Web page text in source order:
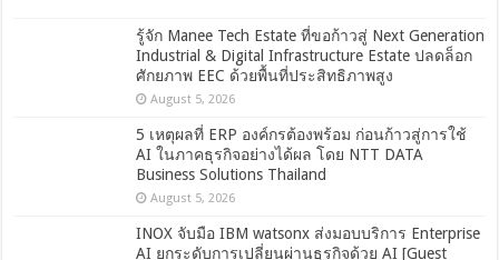
รู้จัก Manee Tech Estate ที่ขอก้าวสู่ Next Generation
Industrial & Digital Infrastructure Estate ปลดล็อก
ศักยภาพ EEC ด้วยพื้นที่ประสิทธิภาพสูง
August 5, 2026
5 เหตุผลที่ ERP องค์กรต้องพร้อม ก่อนก้าวสู่การใช้
AI ในภาคธุรกิจอย่างได้ผล โดย NTT DATA
Business Solutions Thailand
August 5, 2026
INOX จับมือ IBM watsonx ส่งมอบบริการ Enterprise
AI ยกระดับการเปลี่ยนผ่านธุรกิจด้วย AI [Guest